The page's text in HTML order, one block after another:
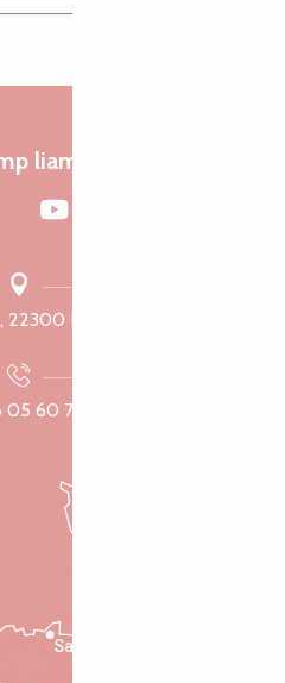
liammet
22300 Lannuon
60 70
Saint-Malo